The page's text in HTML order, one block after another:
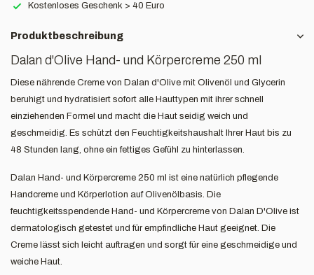
Kostenloses Geschenk > 40 Euro
Produktbeschreibung
Dalan d'Olive Hand- und Körpercreme 250 ml
Diese nährende Creme von Dalan d'Olive mit Olivenöl und Glycerin
beruhigt und hydratisiert sofort alle Hauttypen mit ihrer schnell
einziehenden Formel und macht die Haut seidig weich und
geschmeidig. Es schützt den Feuchtigkeitshaushalt Ihrer Haut bis zu
48 Stunden lang, ohne ein fettiges Gefühl zu hinterlassen.
Dalan Hand- und Körpercreme 250 ml ist eine natürlich pflegende
Handcreme und Körperlotion auf Olivenölbasis. Die
feuchtigkeitsspendende Hand- und Körpercreme von Dalan D'Olive ist
dermatologisch getestet und für empfindliche Haut geeignet. Die
Creme lässt sich leicht auftragen und sorgt für eine geschmeidige und
weiche Haut.